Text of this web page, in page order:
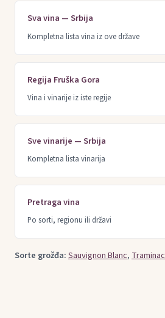
Sva vina — Srbija
Kompletna lista vina iz ove države
Regija Fruška Gora
Vina i vinarije iz iste regije
Sve vinarije — Srbija
Kompletna lista vinarija
Pretraga vina
Po sorti, regionu ili državi
Sorte grožđa:Sauvignon Blanc, Traminac